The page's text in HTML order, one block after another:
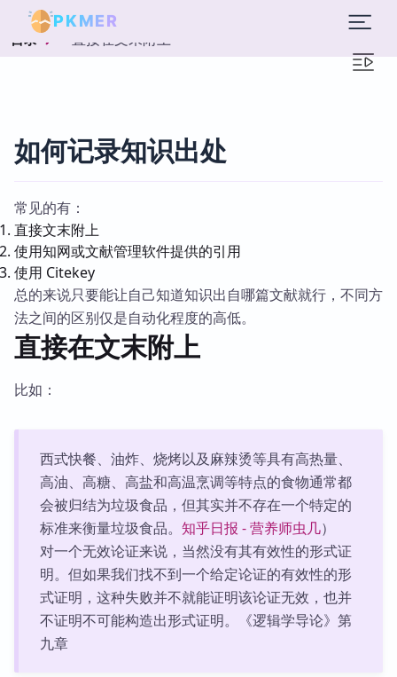
PKMER
目录 直接在文末附上
如何记录知识出处
常见的有：
直接文末附上
使用知网或文献管理软件提供的引用
使用 Citekey
总的来说只要能让自己知道知识出自哪篇文献就行，不同方
法之间的区别仅是自动化程度的高低。
直接在文末附上
比如：
西式快餐、油炸、烧烤以及麻辣烫等具有高热量、
高油、高糖、高盐和高温烹调等特点的食物通常都
会被归结为垃圾食品，但其实并不存在一个特定的
标准来衡量垃圾食品。 知乎日报 - 营养师虫几）
对一个无效论证来说，当然没有其有效性的形式证
明。但如果我们找不到一个给定论证的有效性的形
式证明，这种失败并不就能证明该论证无效，也并
不证明不可能构造出形式证明。《逻辑学导论》第
九章